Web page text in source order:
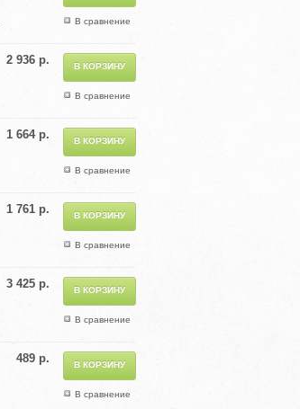
В сравнение
В сравнение
2 936 р.
В сравнение
1 664 р.
В сравнение
1 761 р.
В сравнение
3 425 р.
В сравнение
489 р.